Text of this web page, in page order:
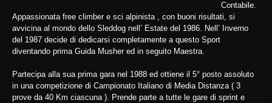
Contabile.
Appassionata free climber e sci alpinista , con buoni risultati, si
avvicina al mondo dello Sleddog nell’ Estate del 1986. Nell’ Inverno
del 1987 decide di dedicarsi completamente a questo Sport
diventando prima Guida Musher ed in seguito Maestra.
Partecipa alla sua prima gara nel 1988 ed ottiene il 5° posto assoluto
in una competizione di Campionato Italiano di Media Distanza ( 3
prove da 40 Km ciascuna ). Prende parte a tutte le gare di sprint e